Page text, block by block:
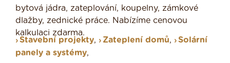
bytová jádra, zateplování, koupelny, zámkové
dlažby, zednické práce. Nabízíme cenovou
kalkulaci zdarma.
Stavební projekty, Zateplení domů,
Solární
panely a systémy,